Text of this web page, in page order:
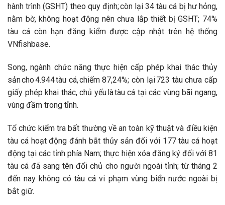
hành trình (GSHT) theo quy định; còn lại 34 tàu cá bị hư hỏng,
nằm bờ, không hoạt động nên chưa lắp thiết bị GSHT; 74%
tàu cá còn hạn đăng kiểm được cập nhật trên hệ thống
VNfishbase.
Song, ngành chức năng thực hiện cấp phép khai thác thủy
sản cho 4.944 tàu cá, chiếm 87,24%; còn lại 723 tàu chưa cấp
giấy phép khai thác, chủ yếu là tàu cá tại các vùng bãi ngang,
vùng đầm trong tỉnh.
Tổ chức kiểm tra bất thường về an toàn kỹ thuật và điều kiện
tàu cá hoạt động đánh bắt thủy sản đối với 177 tàu cá hoạt
động tại các tỉnh phía Nam; thực hiện xóa đăng ký đối với 81
tàu cá đã sang tên đổi chủ cho người ngoài tỉnh; từ tháng 2
đến nay không có tàu cá vi phạm vùng biển nước ngoài bị
bắt giữ.